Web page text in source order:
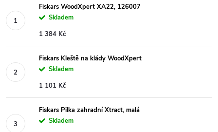
Fiskars WoodXpert XA22, 126007
Skladem
1 384 Kč
Fiskars Kleště na klády WoodXpert
Skladem
1 101 Kč
Fiskars Pilka zahradní Xtract, malá
Skladem